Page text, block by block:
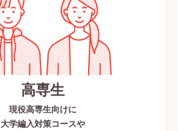
高専生
現役高専生向けに
大学編入対策コースや